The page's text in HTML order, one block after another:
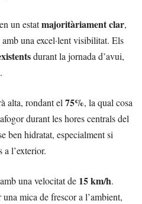
un estatmajoritàriament clar,
una excel·lent visibilitat. Els
durant la jornada d’avui,
alta, rondant el75%, la qual cosa
durant les hores centrals del
ben hidratat, especialment si
l’exterior.
una velocitat de 15 km/h.
mica de frescor a l’ambient,